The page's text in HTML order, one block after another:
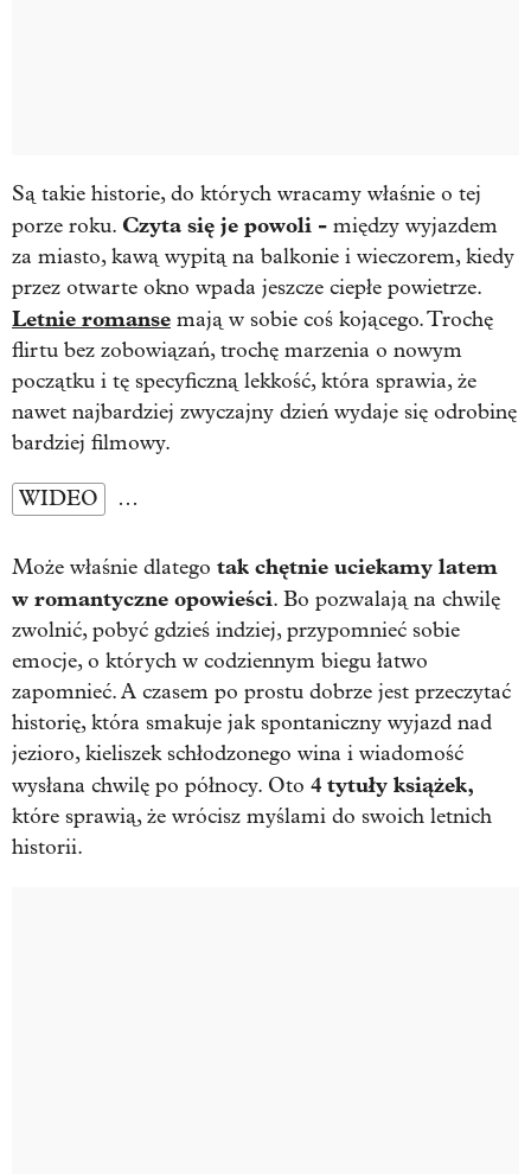
Są takie historie, do których wracamy właśnie o tej
porze roku. Czyta się je powoli - między wyjazdem
za miasto, kawą wypitą na balkonie i wieczorem, kiedy
przez otwarte okno wpada jeszcze ciepłe powietrze.
Letnie romanse mają w sobie coś kojącego. Trochę
flirtu bez zobowiązań, trochę marzenia o nowym
początku i tę specyficzną lekkość, która sprawia, że
nawet najbardziej zwyczajny dzień wydaje się odrobinę
bardziej filmowy.
WIDEO …
Może właśnie dlatego tak chętnie uciekamy latem
w romantyczne opowieści. Bo pozwalają na chwilę
zwolnić, pobyć gdzieś indziej, przypomnieć sobie
emocje, o których w codziennym biegu łatwo
zapomnieć. A czasem po prostu dobrze jest przeczytać
historię, która smakuje jak spontaniczny wyjazd nad
jezioro, kieliszek schłodzonego wina i wiadomość
wysłana chwilę po północy. Oto 4 tytuły książek,
które sprawią, że wrócisz myślami do swoich letnich
historii.